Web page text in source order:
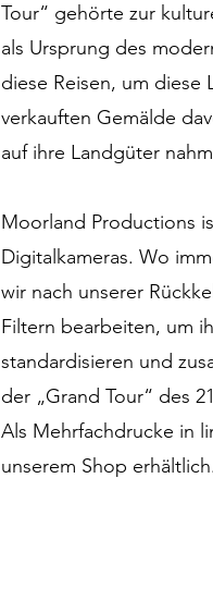
Tour“ gehörte zur
als Ursprung des
diese Reisen, um diese
verkauften Gemälde
auf ihre Landgüter
Moorland Productions
Digitalkameras. Wo
wir nach unserer
Filtern bearbeiten, um
standardisieren und
der „Grand Tour“ des
Als Mehrfachdrucke in
unserem Shop erhältlich.